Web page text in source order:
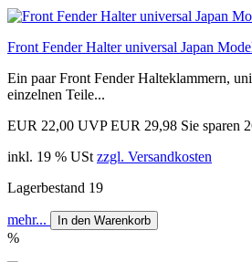
Front Fender Halter universal Japan
Ein paar Front Fender Halteklammern,
einzelnen Teile...
EUR 22,00 UVP EUR 29,98 Sie sparen
inkl. 19 % USt zzgl. Versandkosten
Lagerbestand 19
mehr... In den Warenkorb
%